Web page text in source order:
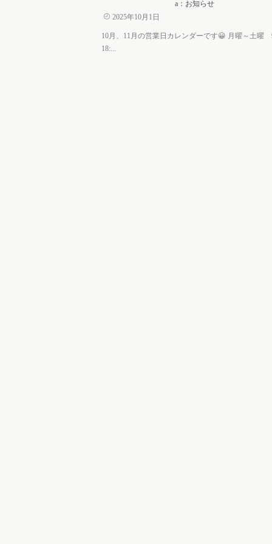
a：お知らせ
2025年10月1日
10月、11月の営業日カレンダーです😀 月曜～土曜
18:...